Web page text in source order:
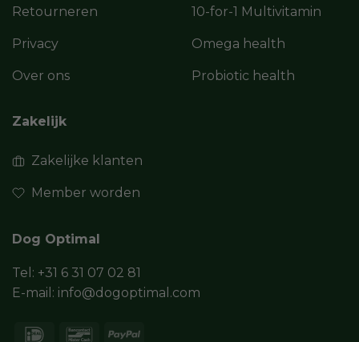
Retourneren
Privacy
Over ons
10-for-1 Multivitamin
Omega health
Probiotic health
Zakelijk
Zakelijke klanten
Member worden
Dog Optimal
Tel: +31 6 31 07 02 81
E-mail: info@dogoptimal.com
IDeal Bancontact
PayPal